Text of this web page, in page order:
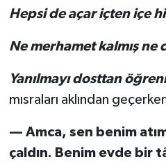
Hepsi de açar içten içe
Ne merhamet kalmış ne
Yanılmayı dosttan
mısraları aklından
— Amca, sen benim
çaldın. Benim evde bir